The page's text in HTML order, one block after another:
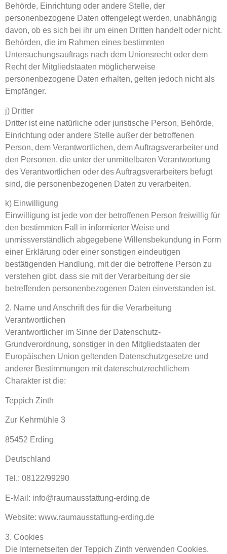
Behörde, Einrichtung oder andere Stelle, der
personenbezogene Daten offengelegt werden, unabhängig
davon, ob es sich bei ihr um einen Dritten handelt oder nicht.
Behörden, die im Rahmen eines bestimmten
Untersuchungsauftrags nach dem Unionsrecht oder dem
Recht der Mitgliedstaaten möglicherweise
personenbezogene Daten erhalten, gelten jedoch nicht als
Empfänger.
j) Dritter
Dritter ist eine natürliche oder juristische Person, Behörde,
Einrichtung oder andere Stelle außer der betroffenen
Person, dem Verantwortlichen, dem Auftragsverarbeiter und
den Personen, die unter der unmittelbaren Verantwortung
des Verantwortlichen oder des Auftragsverarbeiters befugt
sind, die personenbezogenen Daten zu verarbeiten.
k) Einwilligung
Einwilligung ist jede von der betroffenen Person freiwillig für
den bestimmten Fall in informierter Weise und
unmissverständlich abgegebene Willensbekundung in Form
einer Erklärung oder einer sonstigen eindeutigen
bestätigenden Handlung, mit der die betroffene Person zu
verstehen gibt, dass sie mit der Verarbeitung der sie
betreffenden personenbezogenen Daten einverstanden ist.
2. Name und Anschrift des für die Verarbeitung
Verantwortlichen
Verantwortlicher im Sinne der Datenschutz-
Grundverordnung, sonstiger in den Mitgliedstaaten der
Europäischen Union geltenden Datenschutzgesetze und
anderer Bestimmungen mit datenschutzrechtlichem
Charakter ist die:
Teppich Zinth
Zur Kehrmühle 3
85452 Erding
Deutschland
Tel.: 08122/99290
E-Mail: info@raumausstattung-erding.de
Website: www.raumausstattung-erding.de
3. Cookies
Die Internetseiten der Teppich Zinth verwenden Cookies.